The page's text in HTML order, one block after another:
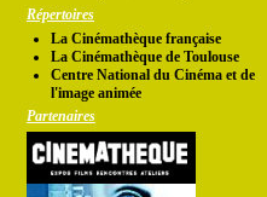
Répertoires
La Cinémathèque française
La Cinémathèque de Toulouse
Centre National du Cinéma et de
l'image animée
Partenaires